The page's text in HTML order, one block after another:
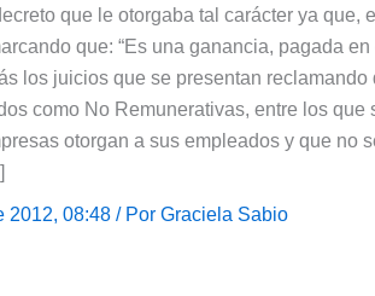
que le otorgaba tal carácter ya que,
que: “Es una ganancia, pagada
los juicios que se presentan
como No Remunerativas, entre los
otorgan a sus empleados y que no
2012, 08:48 / Por Graciela Sabio